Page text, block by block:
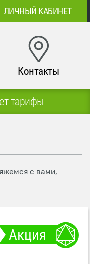
ЛИЧНЫЙ КАБИНЕТ
Контакты
тарифы
с вами,
Акция